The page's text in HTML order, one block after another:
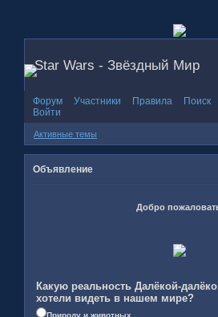
Star Wars - Звёздный Мир
Форум Участники Правила Поиск
Войти
Активные темы
Объявление
Добро
Какую реальность Далёкой-
хотели видеть в нашем мире?
Природу и животных